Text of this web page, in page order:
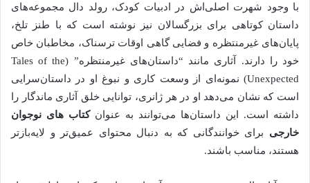
با وجود شهرت اصلی‌اش در ادبیات کودک، رولد دال مجموعه‌های
داستان کوتاهی برای بزرگسالان نیز نوشته است که با طنز تلخ،
پایان‌های غیرمنتظره و فضایی گاهی اوقات ترسناک، مخاطبان خاص
خود را دارند. آثاری مانند “داستان‌های غیرمنتظره” (Tales of the
Unexpected) نمونه‌ای از وسعت کاری و نبوغ او در داستان‌سرایی
است که نشان می‌دهد او در هر ژانری، توانایی خلق آثاری ماندگار را
داشته است. این داستان‌ها می‌توانند به عنوانکتاب های نوجوان
خارجی برای خوانندگانی که به دنبال محتوای عمیق‌تر و لایه‌بازتر
هستند، مناسب باشند.